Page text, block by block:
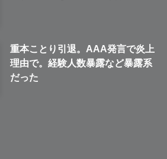
重本ことり引退。AAA発言で炎上
理由で。経験人数暴露など暴露系
だった